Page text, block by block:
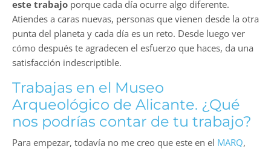
este trabajo porque cada día ocurre algo diferente.
Atiendes a caras nuevas, personas que vienen desde la otra
punta del planeta y cada día es un reto. Desde luego ver
cómo después te agradecen el esfuerzo que haces, da una
satisfacción indescriptible.
Trabajas en el Museo
Arqueológico de Alicante. ¿Qué
nos podrías contar de tu trabajo?
Para empezar, todavía no me creo que este en el MARQ,